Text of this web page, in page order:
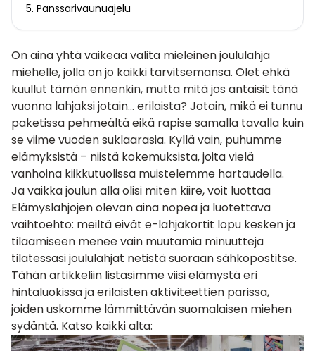
5. Panssarivaunuajelu
On aina yhtä vaikeaa valita mieleinenjoululahja
miehelle, jolla on jo kaikki tarvitsemansa. Olet ehkä
kuullut tämän ennenkin, mutta mitä jos antaisit tänä
vuonna lahjaksi jotain… erilaista? Jotain, mikä ei tunnu
paketissa pehmeältä eikä rapise samalla tavalla kuin
se viime vuoden suklaarasia. Kyllä vain, puhumme
elämyksistä – niistä kokemuksista, joita vielä
vanhoina kiikkutuolissa muistelemme hartaudella.
Ja vaikka joulun alla olisi miten kiire, voit luottaa
Elämyslahjojen olevan aina nopea ja luotettava
vaihtoehto: meiltä eivät e-lahjakortit lopu kesken ja
tilaamiseen menee vain muutamia minuutteja
tilatessasijoululahjat netistäsuoraan sähköpostitse.
Tähän artikkeliin listasimme viisi elämystä eri
hintaluokissa ja erilaisten aktiviteettien parissa,
joiden uskomme lämmittävän suomalaisen miehen
sydäntä. Katso kaikki alta: